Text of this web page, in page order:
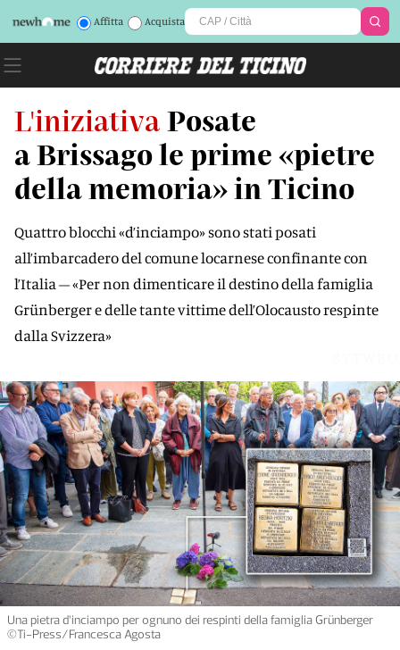
Affitta Acquista
L'iniziativa Posate
a Brissago le prime «pietre
della memoria» in Ticino
Quattro blocchi «d’inciampo» sono stati posati
all’imbarcadero del comune locarnese confinante con
l’Italia – «Per non dimenticare il destino della famiglia
Grünberger e delle tante vittime dell’Olocausto respinte
dalla Svizzera»
Una pietra d’inciampo per ognuno dei respinti della famiglia Grünberger
©Ti-Press/Francesca Agosta